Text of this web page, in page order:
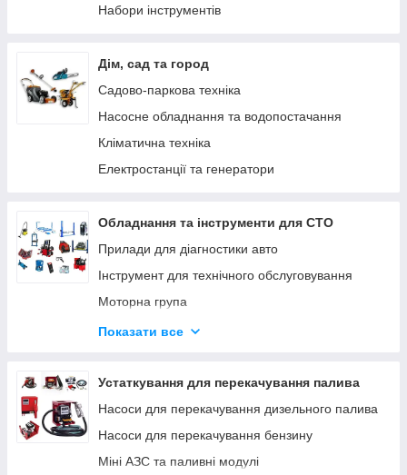
Набори інструментів
Дім, сад та город
Садово-паркова техніка
Насосне обладнання та водопостачання
Кліматична техніка
Електростанції та генератори
Обладнання та інструменти для СТО
Прилади для діагностики авто
Інструмент для технічного обслуговування
Моторна група
Ходова група
Трансмісія
Інструмент для кузовних робіт
Інструмент для ремонту мотоциклів
Показати все
Устаткування для перекачування палива
Насоси для перекачування дизельного палива
Насоси для перекачування бензину
Міні АЗС та паливні модулі